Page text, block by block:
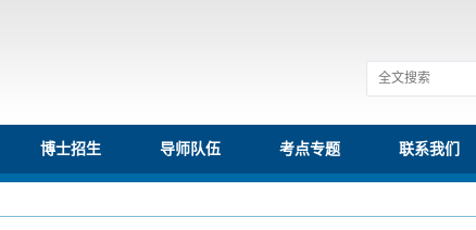
博士招生 导师队伍 考点专题 联系我们